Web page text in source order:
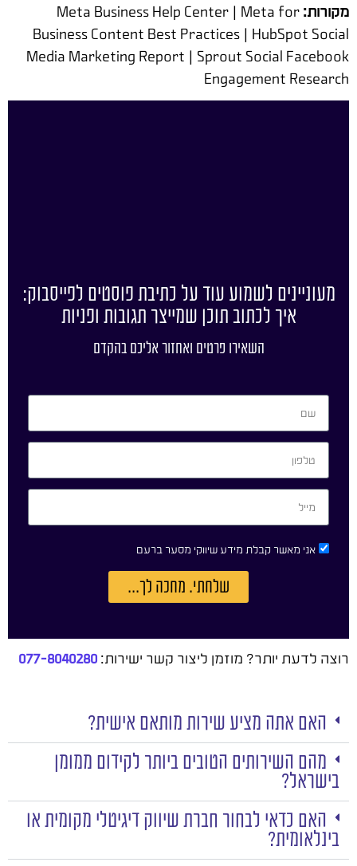
מקורות:Meta Business Help Center | Meta for
Business Content Best Practices | HubSpot Social
Media Marketing Report | Sprout Social Facebook
Engagement Research
מעוניינים לשמוע עוד על כתיבת פוסטים לפייסבוק:
איך לכתוב תוכן שמייצר תגובות ופניות
השאירו פרטים ואחזור אליכם בהקדם
אני מאשר קבלת מידע שיווקי מסער ברעם
שלחתי. מחכה לך...
רוצה לדעת יותר? מוזמן ליצור קשר ישירות:077-8040280
האם אתה מציע שירות מותאם אישית?
מהם השירותים הטובים ביותר לקידום ממומן
בישראל?
האם כדאי לבחור חברת שיווק דיגיטלי מקומית או
בינלאומית?